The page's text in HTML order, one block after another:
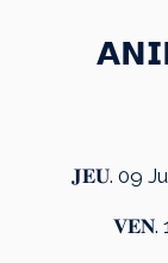
𝐉𝐄𝐔. 09
𝐕𝐄𝐍.